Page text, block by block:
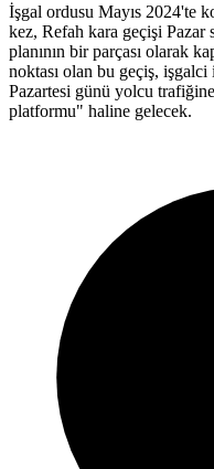
İşgal ordusu Mayıs 2024'te
kez, Refah kara geçişi Pazar
planının bir parçası olarak
noktası olan bu geçiş,
Pazartesi günü yolcu
platformu" haline gelecek.